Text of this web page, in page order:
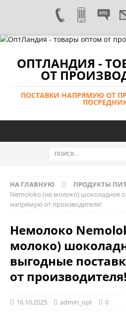
ОПТЛАНДИЯ -
ОТ
ПОСТАВКИ НАПРЯМУЮ ОТ
НА ГЛАВНУЮ ПРОДУКТЫ
Nemoloko (не молоко) шоколадное
напрямую от производителя!
Немолоко
молоко)
выгодные
от производителя!
16.10.2025 admin_opt 0